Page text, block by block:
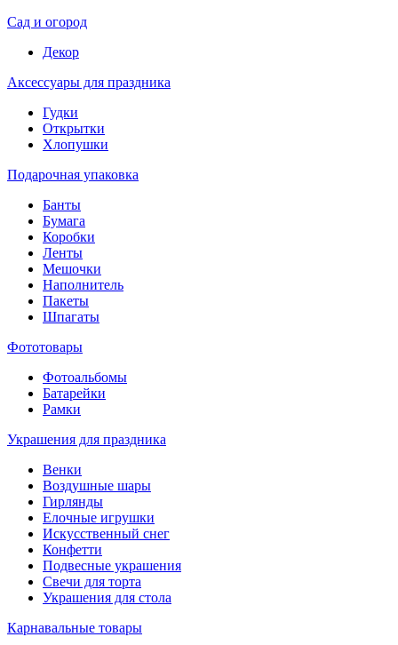
Сад и огород
Декор
Аксессуары для праздника
Гудки
Открытки
Хлопушки
Подарочная упаковка
Банты
Бумага
Коробки
Ленты
Мешочки
Наполнитель
Пакеты
Шпагаты
Фототовары
Фотоальбомы
Батарейки
Рамки
Украшения для праздника
Венки
Воздушные шары
Гирлянды
Елочные игрушки
Искусственный снег
Конфетти
Подвесные украшения
Свечи для торта
Украшения для стола
Карнавальные товары